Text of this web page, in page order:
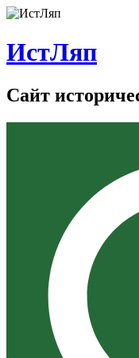
ИстЛяп
Сайт